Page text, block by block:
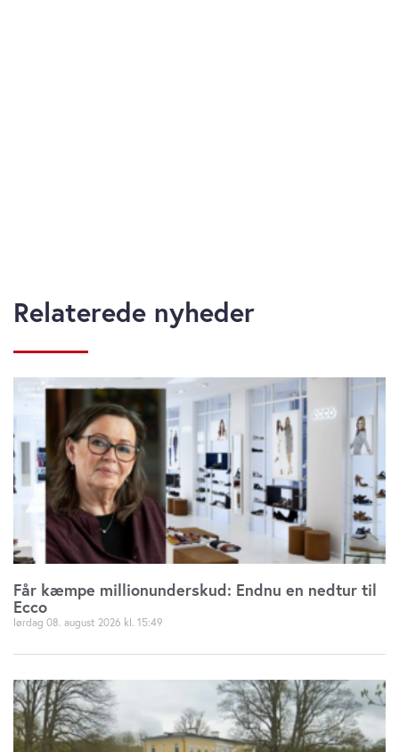
Relaterede nyheder
Får kæmpe millionunderskud: Endnu en nedtur til
Ecco
lørdag 08. august 2026 15:49